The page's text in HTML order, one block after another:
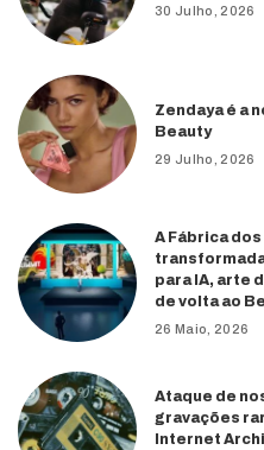
30 Julho, 2026
Zendaya é a
Beauty
29 Julho, 2026
A Fábrica
para IA, arte
de volta ao
26 Maio, 2026
Ataque de
gravações
Internet